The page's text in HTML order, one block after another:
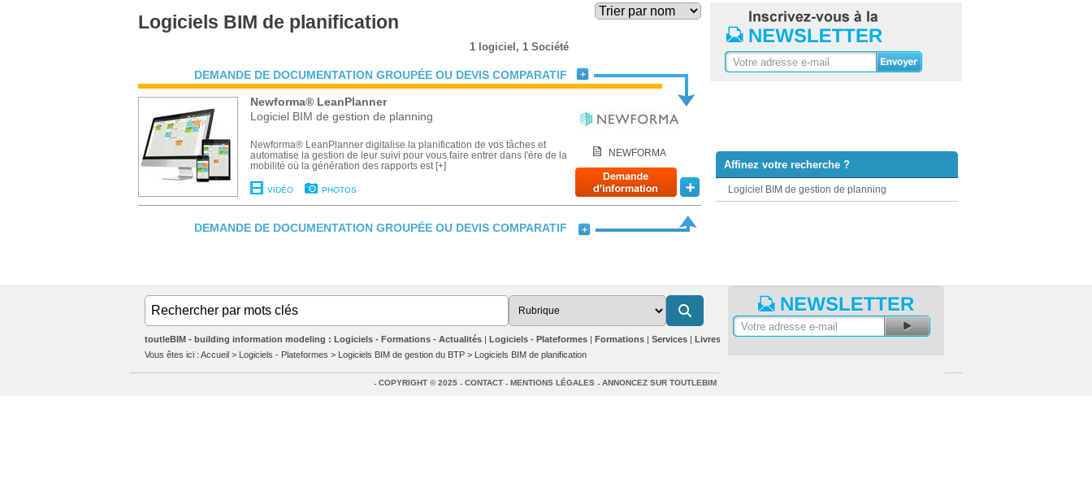
Logiciels BIM de planification
1 logiciel, 1 Société
DEMANDE DE DOCUMENTATION GROUPÉE OU DEVIS COMPARATIF
Newforma® LeanPlanner
Logiciel BIM de gestion de planning
Newforma® LeanPlanner digitalise la planification de vos tâches et
automatise la gestion de leur suivi pour vous faire entrer dans l'ère de la
mobilité où la génération des rapports est [+]
VIDÉO PHOTOS
NEWFORMA
DEMANDE DE DOCUMENTATION GROUPÉE OU DEVIS COMPARATIF
Affinez votre recherche ?
Logiciel BIM de gestion de planning
toutleBIM - building information modeling : Logiciels - Formations - Actualités Logiciels - Plateformes Formations Services Livres blancs - tutoriels vidéo
Actualités
Vous êtes ici : Accueil > Logiciels - Plateformes > Logiciels BIM de gestion du BTP > Logiciels BIM de planification
COPYRIGHT © 2025 CONTACT MENTIONS LÉGALES ANNONCEZ SUR TOUTLEBIM